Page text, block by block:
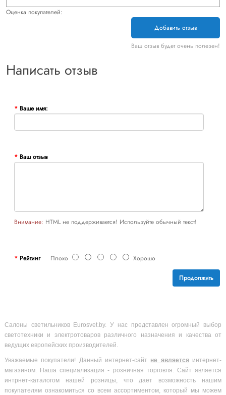
Оценка покупателей:
Добавить отзыв
Ваш отзыв будет очень полезен!
Написать отзыв
Ваше имя:
Ваш отзыв
Внимание: HTML не поддерживается! Используйте обычный текст!
РейтингПлохо Хорошо
Продолжить
Салоны светильников Eurosvet.by. У нас представлен огромный выбор
светотехники и электротоваров различного назначения и качества от
ведущих европейских производителей.
Уважаемые покупатели! Данный интернет-сайт не является интернет-
магазином. Наша специализация - розничная торговля. Сайт является
интрнет-каталогом нашей розницы, что дает возможность нашим
покупателям ознакомиться со всем ассортиментом, который мы можем